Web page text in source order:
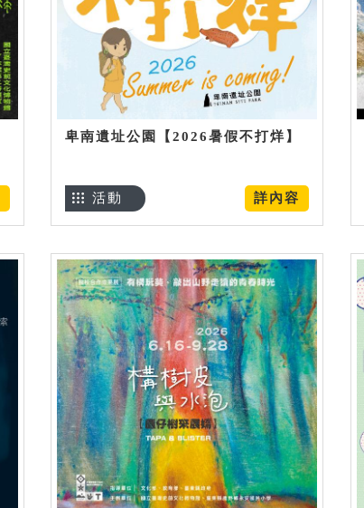
卑南遺址公園【2026暑假不打烊】
詳內容
活動